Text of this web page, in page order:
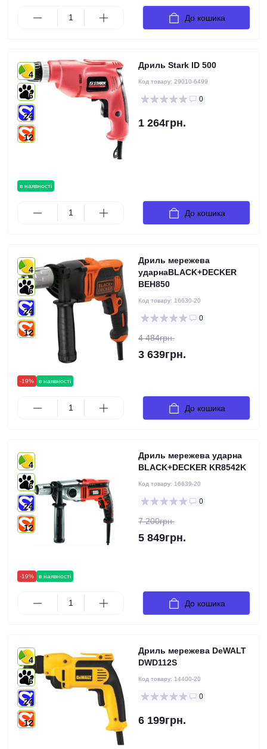
До кошика
в наявності
4
6
24
12
Дриль Stark ID 500
Код товару: 29010-6499
0
1 264грн.
До кошика
-19% в наявності
4
6
24
12
Дриль мережева
ударнаBLACK+DECKER
BEH850
Код товару: 16630-20
0
4 484грн.
3 639грн.
До кошика
-19% в наявності
4
6
24
12
Дриль мережева ударна
BLACK+DECKER KR8542K
Код товару: 16639-20
0
7 200грн.
5 849грн.
До кошика
4
6
24
12
Дриль мережева DeWALT
DWD112S
Код товару: 14400-20
0
6 199грн.